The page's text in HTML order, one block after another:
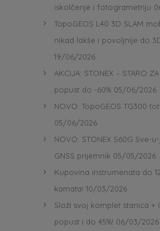
iskolčenje i fotogrametriju
TopoGEOS L40 3D SLAM
nikad lakše i povoljnije do
19/06/2026
AKCIJA: STONEX – STARO
popust do -60% 05/06/2026
NOVO: TopoGEOS TG300
05/06/2026
NOVO: STONEX S60G Sve-
GNSS prijemnik 05/05/2026
Kupovina instrumenata do
kamata! 10/03/2026
Složi svoj komplet stanica +
popust i do 45%! 06/03/2026